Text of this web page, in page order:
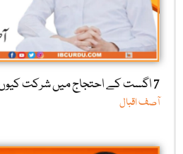
7 اگست کے احتجاج میں شرکت کیوں ضروری ہے؟
آصف اقبال